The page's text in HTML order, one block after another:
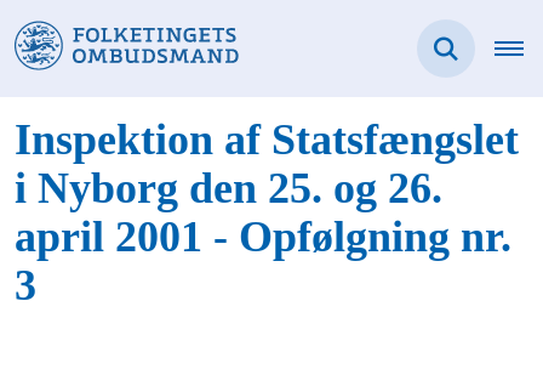
Inspektion af Statsfængslet
i Nyborg den 25. og 26.
april 2001 - Opfølgning nr.
3